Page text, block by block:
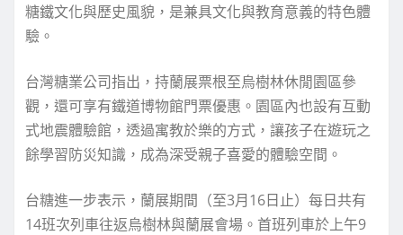
糖鐵文化與歷史風貌，是兼具文化與教育意義的特色體
驗。
台灣糖業公司指出，持蘭展票根至烏樹林休閒園區參
觀，還可享有鐵道博物館門票優惠。園區內也設有互動
式地震體驗館，透過寓教於樂的方式，讓孩子在遊玩之
餘學習防災知識，成為深受親子喜愛的體驗空間。
台糖進一步表示，蘭展期間（至3月16日止）每日共有
14班次列車往返烏樹林與蘭展會場。首班列車於上午9